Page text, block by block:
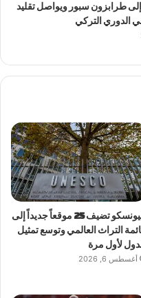
طرابزون سبور ويواصل تقليد
الدوري التركي
اليونسكو تضيف 25 موقعاً جديداً إلى
التراث العالمي وتوسع تمثيل
لأول مرة
أغسطس 6, 2026